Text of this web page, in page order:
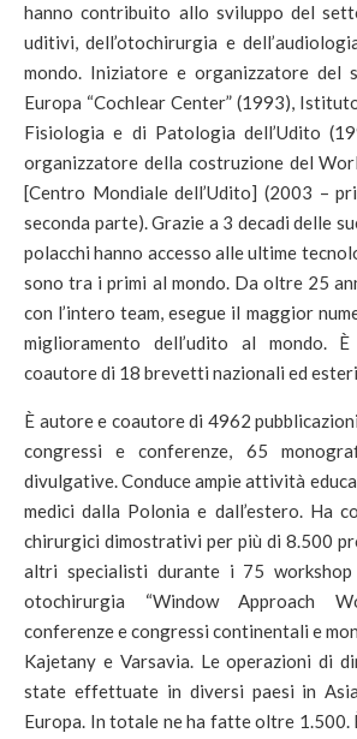
hanno contribuito allo sviluppo del
uditivi, dell’otochirurgia e
mondo. Iniziatore e organizzatore del
Europa “Cochlear Center” (1993),
Fisiologia e di Patologia dell’Udito
organizzatore della costruzione del
[Centro Mondiale dell’Udito] (2003 –
seconda parte). Grazie a 3 decadi delle
polacchi hanno accesso alle ultime
sono tra i primi al mondo. Da oltre 25
con l’intero team, esegue il maggior
miglioramento dell’udito al mondo.
coautore di 18 brevetti nazionali ed
È autore e coautore di 4962
congressi e conferenze, 65
divulgative. Conduce ampie attività
medici dalla Polonia e dall’estero. Ha
chirurgici dimostrativi per più di 8.500
altri specialisti durante i 75 workshop
otochirurgia “Window Approach
conferenze e congressi continentali e
Kajetany e Varsavia. Le operazioni di
state effettuate in diversi paesi in
Europa. In totale ne ha fatte oltre 1.500.